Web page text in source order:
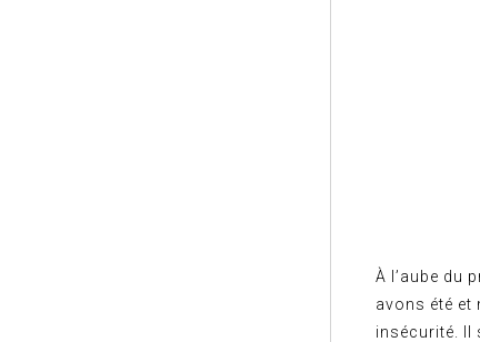
À l’aube du
avons été
insécurité. Il